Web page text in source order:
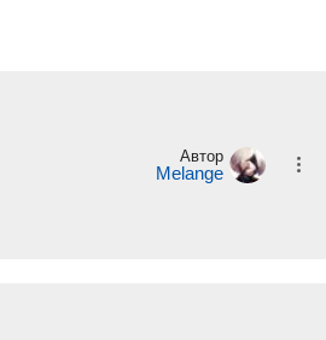
Автор
Melange